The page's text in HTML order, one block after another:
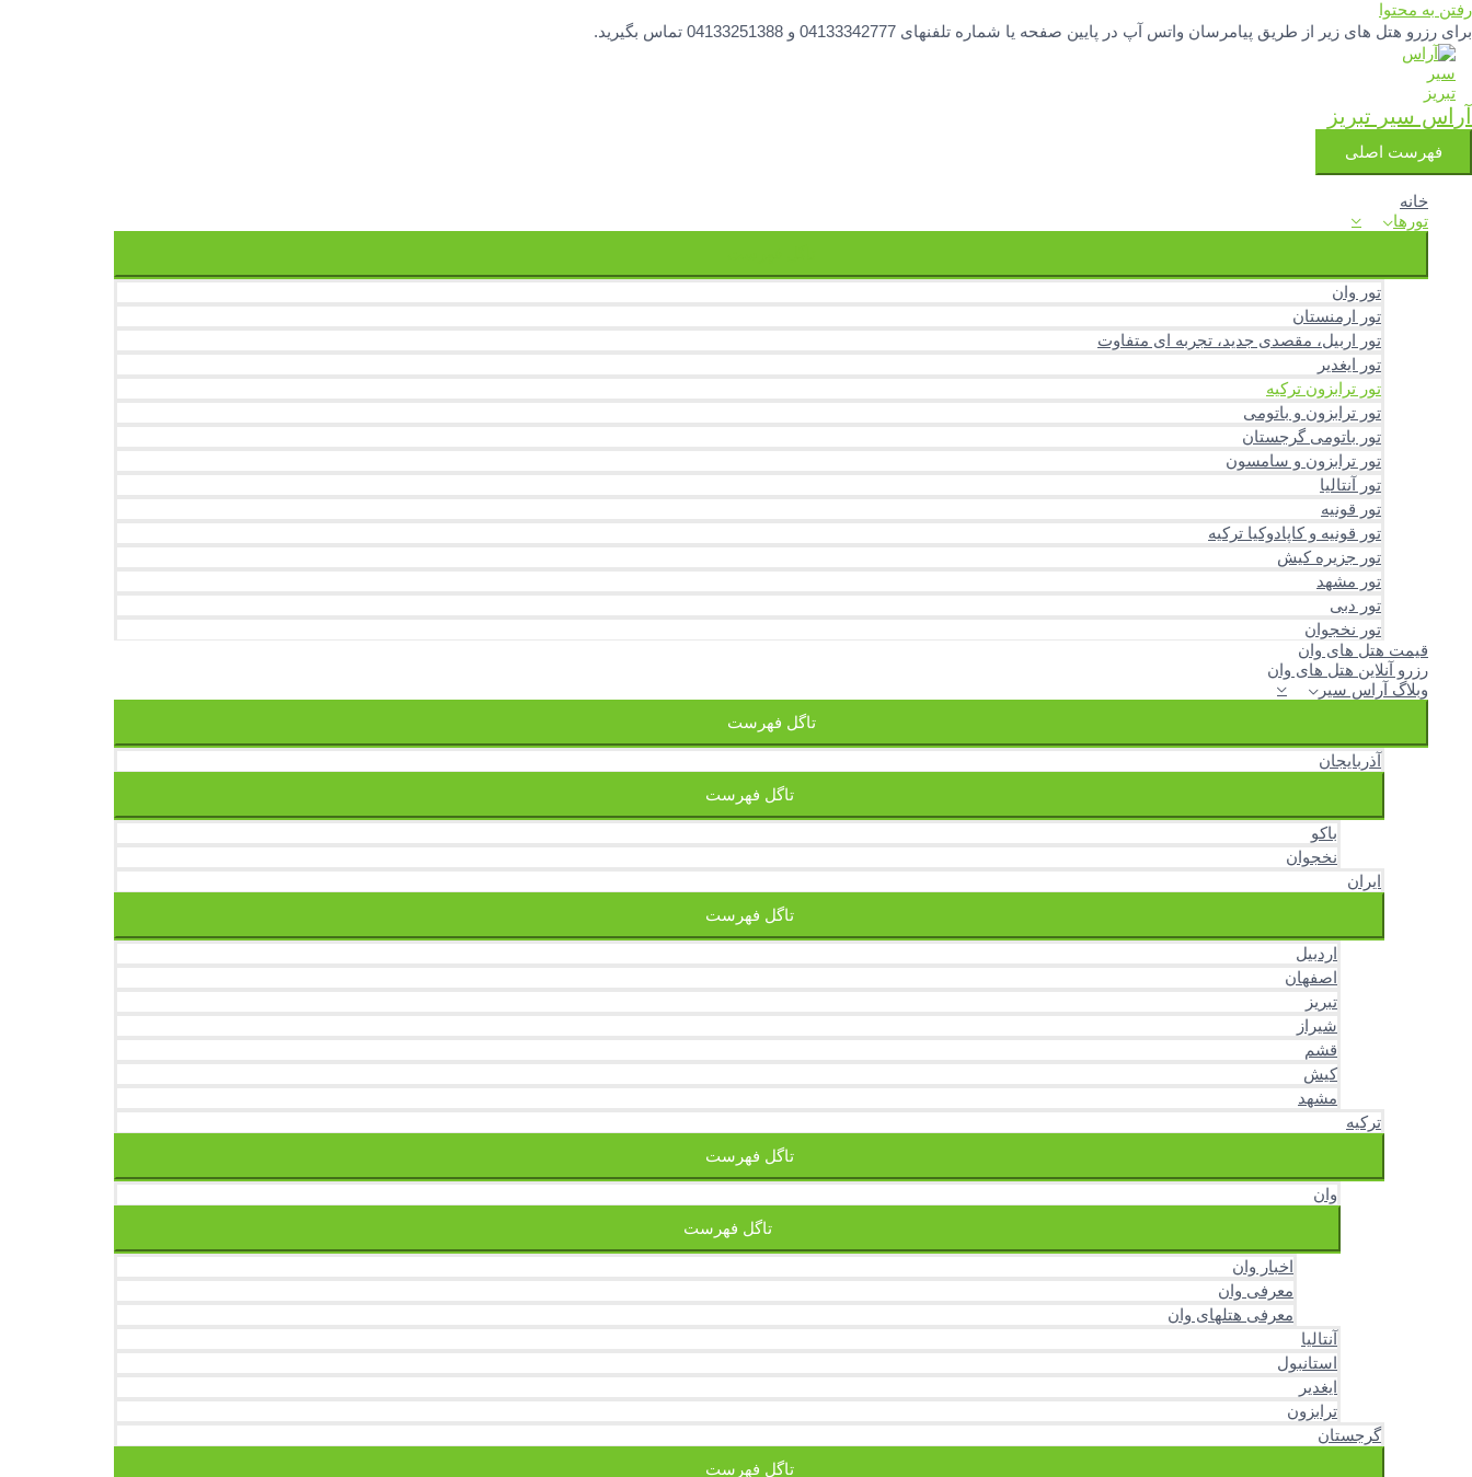
رفتن به محتوا
برای رزرو هتل های زیر از طریق پیامرسان واتس آپ در پایین صفحه یا شماره تلفنهای 04133342777 و 04133251388 تماس بگیرید.
آراس سیر تبریز
فهرست اصلی
خانه
تورها
تور وان
تور ارمنستان
تور اربیل، مقصدی جدید، تجربه ای متفاوت
تور ایغدیر
تور ترابزون ترکیه
تور ترابزون و باتومی
تور باتومی گرجستان
تور ترابزون و سامسون
تور آنتالیا
تور قونیه
تور قونیه و کاپادوکیا ترکیه
تور جزیره کیش
تور مشهد
تور دبی
تور نخجوان
قیمت هتل های وان
رزرو آنلاین هتل های وان
وبلاگ آراس سیر
تاگل فهرست
آذربایجان
تاگل فهرست
باکو
نخجوان
ایران
تاگل فهرست
اردبیل
اصفهان
تبریز
شیراز
قشم
کیش
مشهد
ترکیه
تاگل فهرست
وان
تاگل فهرست
اخبار وان
معرفی وان
معرفی هتلهای وان
آنتالیا
استانبول
ایغدیر
ترابزون
گرجستان
تاگل فهرست